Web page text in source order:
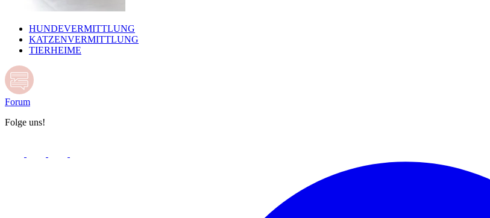
HUNDEVERMITTLUNG
KATZENVERMITTLUNG
TIERHEIME
Forum
Folge uns!